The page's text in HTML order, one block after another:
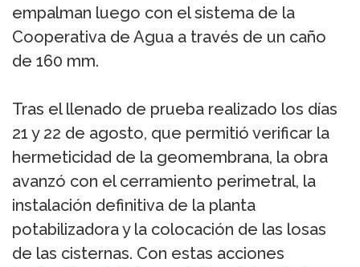
empalman luego con el sistema de la
Cooperativa de Agua a través de un caño
de 160 mm.
Tras el llenado de prueba realizado los días
21 y 22 de agosto, que permitió verificar la
hermeticidad de la geomembrana, la obra
avanzó con el cerramiento perimetral, la
instalación definitiva de la planta
potabilizadora y la colocación de las losas
de las cisternas. Con estas acciones